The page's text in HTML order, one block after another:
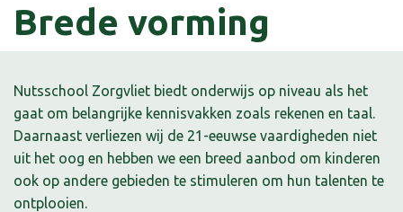
Brede vorming
Nutsschool Zorgvliet biedt onderwijs op niveau als het
gaat om belangrijke kennisvakken zoals rekenen en taal.
Daarnaast verliezen wij de 21-eeuwse vaardigheden niet
uit het oog en hebben we een breed aanbod om kinderen
ook op andere gebieden te stimuleren om hun talenten te
ontplooien.